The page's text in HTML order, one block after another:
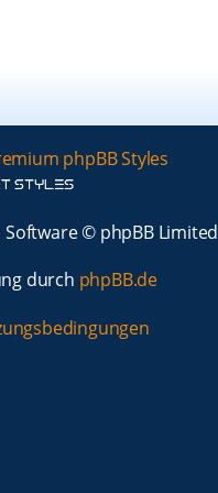
phpBB Styles
© phpBB Limited
durch phpBB.de